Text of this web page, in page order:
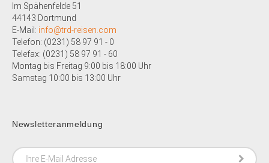
Im Spähenfelde 51
44143 Dortmund
E-Mail: info@trd-reisen.com
Telefon: (0231) 58 97 91 - 0
Telefax: (0231) 58 97 91 - 60
Montag bis Freitag 9:00 bis 18:00 Uhr
Samstag 10:00 bis 13:00 Uhr
Newsletteranmeldung